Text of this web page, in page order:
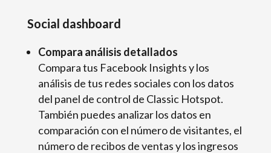
Social dashboard
Compara análisis detallados
Compara tus Facebook Insights y los
análisis de tus redes sociales con los datos
del panel de control de Classic Hotspot.
También puedes analizar los datos en
comparación con el número de visitantes, el
número de recibos de ventas y los ingresos